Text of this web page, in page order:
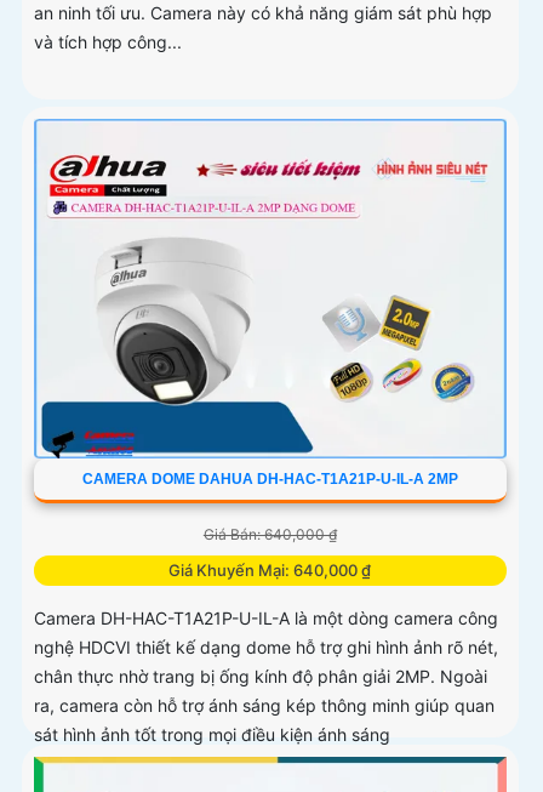
an ninh tối ưu. Camera này có khả năng giám sát phù hợp
và tích hợp công...
CAMERA DOME DAHUA DH-HAC-T1A21P-U-IL-A 2MP
Giá Bán: 640,000 ₫
Giá Khuyến Mại: 640,000 ₫
Camera DH-HAC-T1A21P-U-IL-A là một dòng camera công
nghệ HDCVI thiết kế dạng dome hỗ trợ ghi hình ảnh rõ nét,
chân thực nhờ trang bị ống kính độ phân giải 2MP. Ngoài
ra, camera còn hỗ trợ ánh sáng kép thông minh giúp quan
sát hình ảnh tốt trong mọi điều kiện ánh sáng